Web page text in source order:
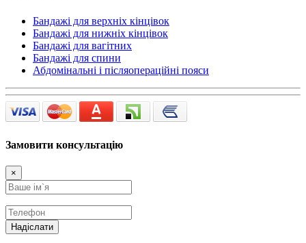
Бандажі для верхніх кінцівок
Бандажі для нижніх кінцівок
Бандажі для вагітних
Бандажі для спини
Абдомінальні і післяопераційні пояси
Замовити консультацію
×
Надіслати